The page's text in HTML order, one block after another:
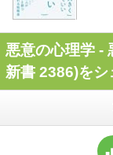
悪意の心理学 -
新書 2386)をシ